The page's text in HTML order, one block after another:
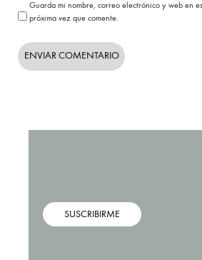
Guarda mi nombre, correo electrónico y web en
próxima vez que comente.
SUSCRIBIRME